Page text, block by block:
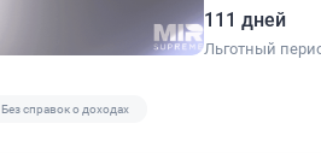
111 дней
Льготный
Без справок о доходах